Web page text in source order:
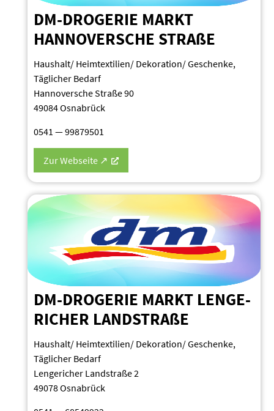
DM-DROGERIE MARKT
HANNO­VERSCHE STRAßE
Haushalt/ Heimtextilien/ Dekoration/ Geschenke,
Täglicher Bedarf
Hanno­versche Straße 90
49084 Osnabrück
0541 — 99879501
Zur Webseite ↗
DM-DROGERIE MARKT LENGE­
RICHER LANDSTRAßE
Haushalt/ Heimtextilien/ Dekoration/ Geschenke,
Täglicher Bedarf
Lenge­richer Landstraße 2
49078 Osnabrück